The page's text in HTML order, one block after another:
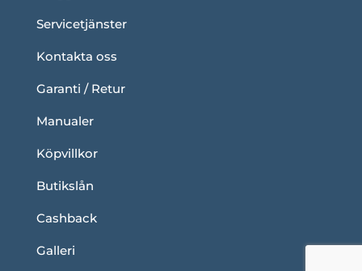
Servicetjänster
Kontakta oss
Garanti / Retur
Manualer
Köpvillkor
Butikslån
Cashback
Galleri